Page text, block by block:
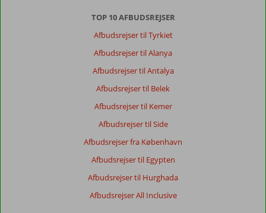
TOP 10 AFBUDSREJSER
Afbudsrejser til Tyrkiet
Afbudsrejser til Alanya
Afbudsrejser til Antalya
Afbudsrejser til Belek
Afbudsrejser til Kemer
Afbudsrejser til Side
Afbudsrejser fra København
Afbudsrejser til Egypten
Afbudsrejser til Hurghada
Afbudsrejser All Inclusive